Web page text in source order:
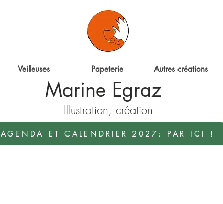
Veilleuses Papeterie Autres créations
Marine Egraz
Illustration, création
AGENDA ET CALENDRIER 2027: PAR ICI !